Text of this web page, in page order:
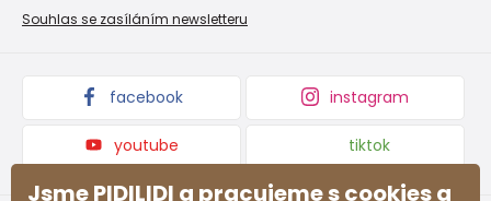
Affiliate program
Kolekce zboží
Souhlas se zasíláním newsletteru
facebook instagram
youtube tiktok
Jsme PIDILIDI a pracujeme s cookies a